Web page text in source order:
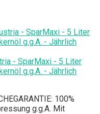
- SparMaxi - 5 Liter
g.g.A. - Jährlich
100%
g.g.A. Mit